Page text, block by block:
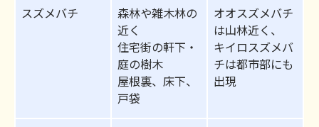
スズメバチ
森林や雑木林の
近く
住宅街の軒下・
庭の樹木
屋根裏、床下、
戸袋
オオスズメバチ
は山林近く、
キイロスズメバ
チは都市部にも
出現